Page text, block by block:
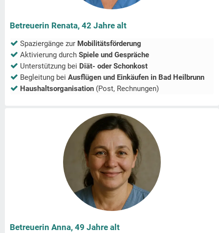
Betreuerin Renata, 42 Jahre alt
Spaziergänge zur Mobilitätsförderung
Aktivierung durch Spiele und Gespräche
Unterstützung bei Diät- oder Schonkost
Begleitung bei Ausflügen und Einkäufen in Bad Heilbrunn
Haushaltsorganisation (Post, Rechnungen)
Betreuerin Anna, 49 Jahre alt